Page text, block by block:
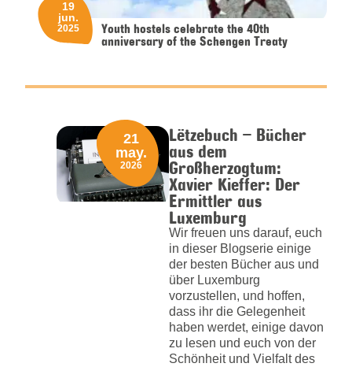
Youth hostels celebrate the 40th
anniversary of the Schengen Treaty
19
jun.
2025
Lëtzebuch – Bücher
aus dem
Großherzogtum:
Xavier Kieffer: Der
Ermittler aus
Luxemburg
Wir freuen uns darauf, euch
in dieser Blogserie einige
der besten Bücher aus und
über Luxemburg
vorzustellen, und hoffen,
dass ihr die Gelegenheit
haben werdet, einige davon
zu lesen und euch von der
Schönheit und Vielfalt des
21
may.
2026